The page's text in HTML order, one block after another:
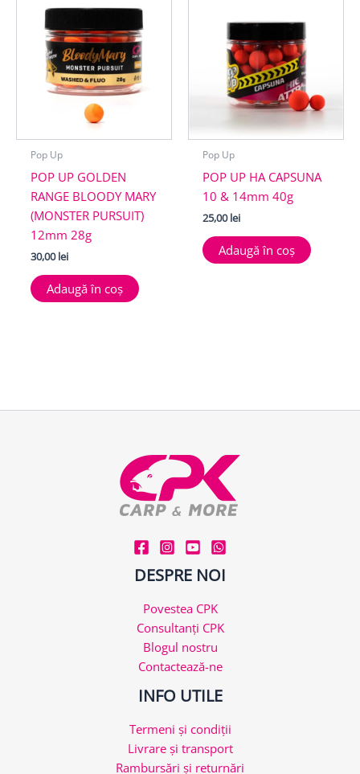
Pop Up
POP UP GOLDEN
RANGE BLOODY MARY
(MONSTER PURSUIT)
12mm 28g
30,00lei
Adaugă în coș
Pop Up
POP UP HA CAPSUNA
10 & 14mm 40g
25,00lei
Adaugă în coș
DESPRE NOI
Povestea CPK
Consultanți CPK
Blogul nostru
Contactează-ne
INFO UTILE
Termeni și condiții
Livrare și transport
Rambursări și returnări